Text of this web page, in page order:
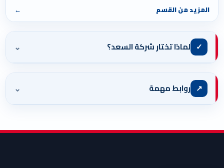
المزيد من القسم ←
✓ لماذا تختار شركة السعد؟ ⌄
↗ روابط مهمة ⌄